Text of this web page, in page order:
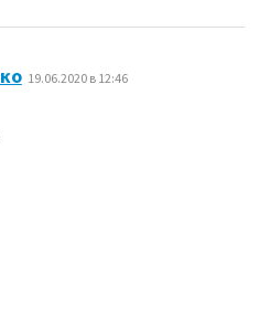
: 19.06.2020 в 12:46